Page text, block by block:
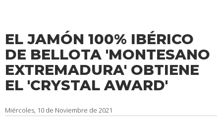
EL JAMÓN 100% IBÉRICO
DE BELLOTA 'MONTESANO
EXTREMADURA' OBTIENE
EL 'CRYSTAL AWARD'
Miércoles, 10 de Noviembre de 2021